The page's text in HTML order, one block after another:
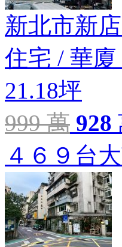
新北市新
住宅 / 華廈
21.18坪
999 萬 928
４６９台